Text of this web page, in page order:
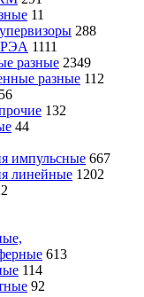
11
288
РЭА 1111
разные 2349
разные 112
132
44
импульсные 667
линейные 1202
613
114
92